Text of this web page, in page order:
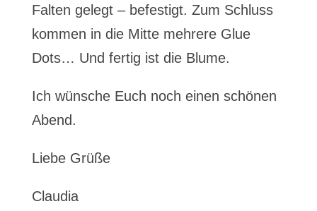
Falten gelegt – befestigt. Zum Schluss
kommen in die Mitte mehrere Glue
Dots… Und fertig ist die Blume.
Ich wünsche Euch noch einen schönen
Abend.
Liebe Grüße
Claudia